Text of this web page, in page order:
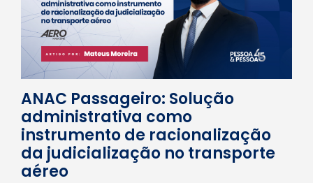
ANAC Passageiro: Solução
administrativa como
instrumento de racionalização
da judicialização no transporte
aéreo